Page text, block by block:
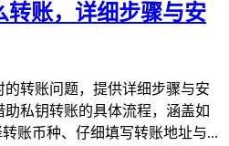
转账，详细步骤与安
转账问题，提供详细步骤与安
私钥转账的具体流程，涵盖如
账币种、仔细填写转账地址与...